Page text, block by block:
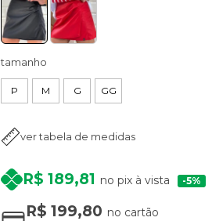
tamanho
P M G GG
ver tabela de medidas
R$ 189,81 no pix à vista 5%
R$ 199,80 no cartão